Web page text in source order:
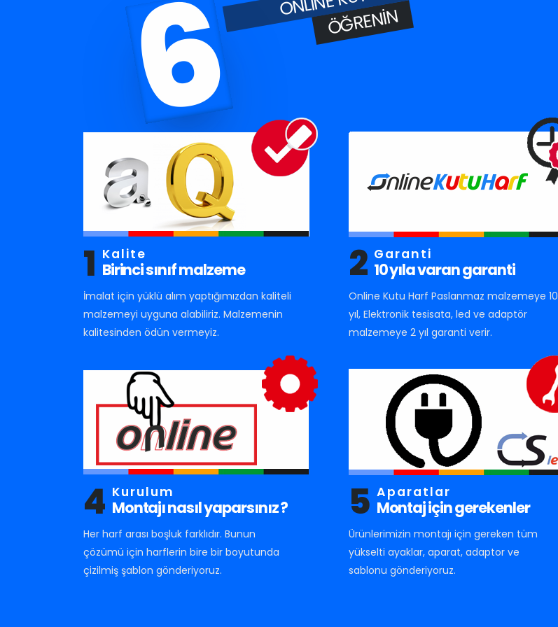
6 ÖĞRENIN
1 Kalite
Birinci sınıf malzeme
İmalat için yüklü alım yaptığımızdan kaliteli
malzemeyi uyguna alabiliriz. Malzemenin
kalitesinden ödün vermeyiz.
2 Garanti
10 yıla varan garanti
Online Kutu Harf Paslanmaz malzemeye 10
yıl, Elektronik tesisata, led ve adaptör
malzemeye 2 yıl garanti verir.
4 Kurulum
Montajı nasıl yaparsınız ?
Her harf arası boşluk farklıdır. Bunun
çözümü için harflerin bire bir boyutunda
çizilmiş şablon gönderiyoruz.
5 Aparatlar
Montaj için gerekenler
Ürünlerimizin montajı için gereken tüm
yükselti ayaklar, aparat, adaptor ve
sablonu gönderiyoruz.